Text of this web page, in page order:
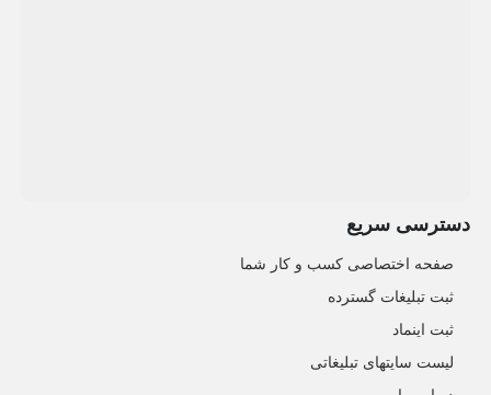
دسترسی سریع
صفحه اختصاصی کسب و کار شما
ثبت تبلیغات گسترده
ثبت اینماد
لیست سایتهای تبلیغاتی